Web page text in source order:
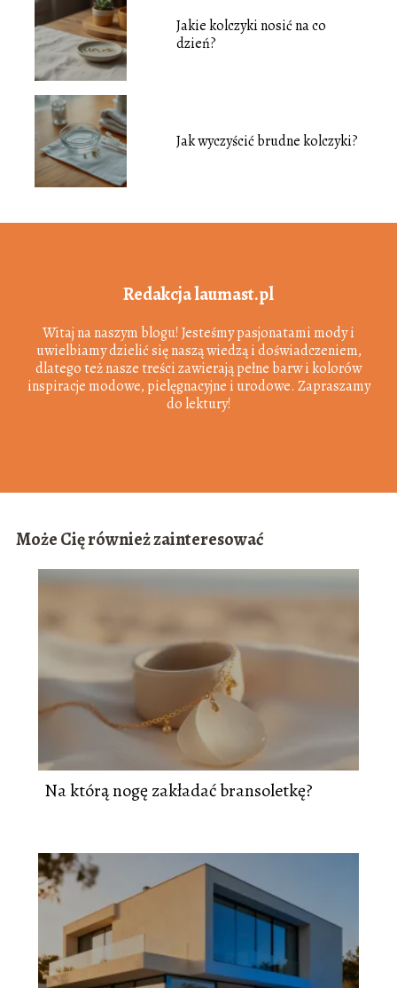
Jakie kolczyki nosić na co
dzień?
Jak wyczyścić brudne kolczyki?
Redakcja laumast.pl
Witaj na naszym blogu! Jesteśmy pasjonatami mody i
uwielbiamy dzielić się naszą wiedzą i doświadczeniem,
dlatego też nasze treści zawierają pełne barw i kolorów
inspiracje modowe, pielęgnacyjne i urodowe. Zapraszamy
do lektury!
Może Cię również zainteresować
Na którą nogę zakładać bransoletkę?